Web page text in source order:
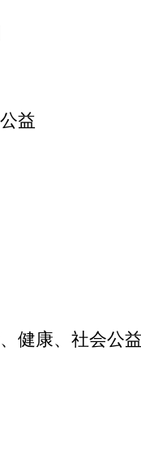
益
健康、社会公